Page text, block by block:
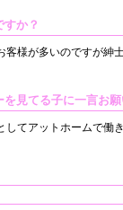
か？
客様が多いのですが紳
を見てる子に一言お
してアットホームで働